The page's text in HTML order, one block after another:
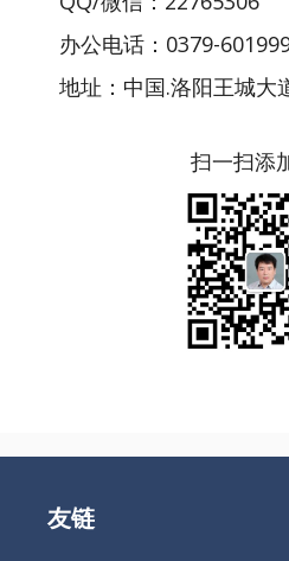
办公电话：0379-
地址：中国.洛阳王城大
扫一扫添
友链